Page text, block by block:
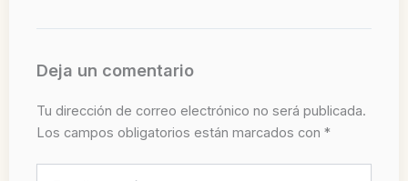
Deja un comentario
Tu dirección de correo electrónico no será publicada.
Los campos obligatorios están marcados con *